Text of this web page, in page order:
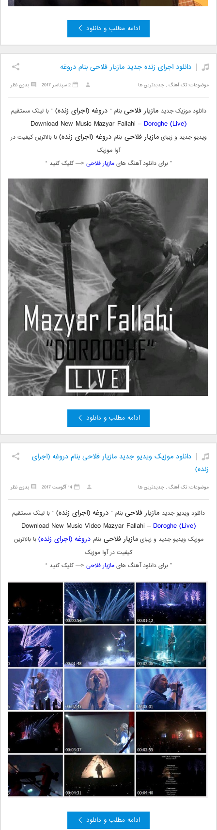
ادامه مطلب و دانلود
دانلود اجرای زنده جدید مازیار فلاحی بنام دروغه
موضوعات:تک آهنگ ,جدیدترین ها بدون نظر 2 سپتامبر 2017
دانلود موزیک جدید مازیار فلاحیبنام “ دروغه (اجرای زنده)” با لینک مستقیم
Download New Music Mazyar Fallahi – Doroghe (Live)
ویدیو جدید و زیبایمازیار فلاحیبنام دروغه (اجرای زنده)با بالاترین کیفیت در
آوا موزیک
” برای دانلود آهنگ هایمازیار فلاحی <— کلیک کنید “
ادامه مطلب و دانلود
دانلود موزیک ویدیو جدید مازیار فلاحی بنام دروغه (اجرای
زنده)
موضوعات:تک آهنگ ,جدیدترین ها بدون نظر 14 آگوست 2017
دانلود ویدیو جدید مازیار فلاحیبنام “ دروغه (اجرای زنده) ” با لینک مستقیم
Download New Music Video Mazyar Fallahi – Doroghe (Live)
موزیک ویدیو جدید و زیبایمازیار فلاحیبنام دروغه (اجرای زنده)با بالاترین
کیفیت در آوا موزیک
” برای دانلود آهنگ هایمازیار فلاحی <— کلیک کنید “
ادامه مطلب و دانلود